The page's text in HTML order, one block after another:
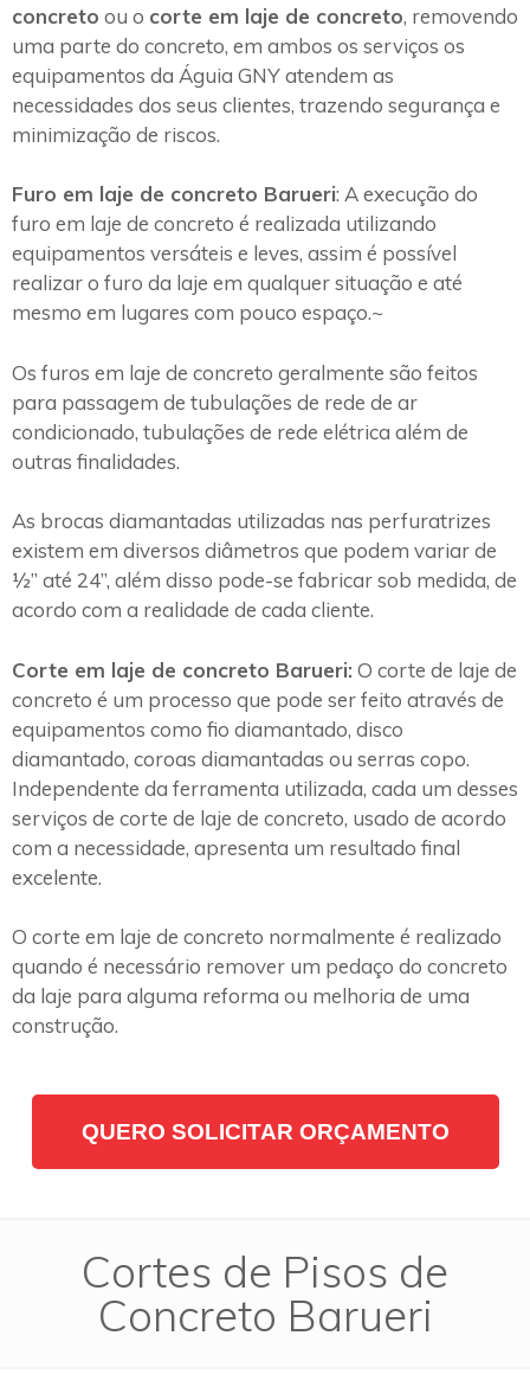
concreto ou o corte em laje de concreto, removendo
uma parte do concreto, em ambos os serviços os
equipamentos da Águia GNY atendem as
necessidades dos seus clientes, trazendo segurança e
minimização de riscos.
Furo em laje de concreto Barueri: A execução do
furo em laje de concreto é realizada utilizando
equipamentos versáteis e leves, assim é possível
realizar o furo da laje em qualquer situação e até
mesmo em lugares com pouco espaço.~
Os furos em laje de concreto geralmente são feitos
para passagem de tubulações de rede de ar
condicionado, tubulações de rede elétrica além de
outras finalidades.
As brocas diamantadas utilizadas nas perfuratrizes
existem em diversos diâmetros que podem variar de
½” até 24”, além disso pode-se fabricar sob medida, de
acordo com a realidade de cada cliente.
Corte em laje de concreto Barueri: O corte de laje de
concreto é um processo que pode ser feito através de
equipamentos como fio diamantado, disco
diamantado, coroas diamantadas ou serras copo.
Independente da ferramenta utilizada, cada um desses
serviços de corte de laje de concreto, usado de acordo
com a necessidade, apresenta um resultado final
excelente.
O corte em laje de concreto normalmente é realizado
quando é necessário remover um pedaço do concreto
da laje para alguma reforma ou melhoria de uma
construção.
QUERO SOLICITAR ORÇAMENTO
Cortes de Pisos de
Concreto Barueri